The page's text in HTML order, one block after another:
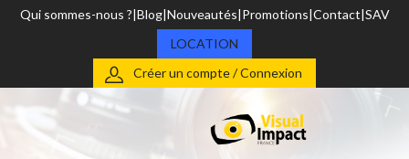
Qui sommes-nous ? Blog Nouveautés Promotions Contact SAV
LOCATION
Créer un compte / Connexion